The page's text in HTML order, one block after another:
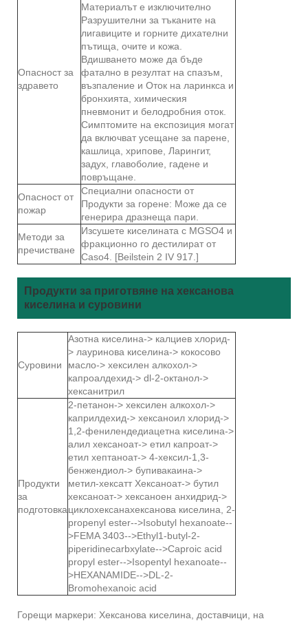
Опасност за
здравето
Материалът е изключително
Разрушителни за тъканите на
лигавиците и горните дихателни
пътища, очите и кожа.
Вдишването може да бъде
фатално в резултат на спазъм,
възпаление и Оток на ларинкса и
бронхията, химическия
пневмонит и белодробния оток.
Симптомите на експозиция могат
да включват усещане за парене,
кашлица, хрипове, Ларингит,
задух, главоболие, гадене и
повръщане.
Опасност от
пожар
Специални опасности от
Продукти за горене: Може да се
генерира дразнеща пари.
Методи за
пречистване
Изсушете киселината с MGSO4 и
фракционно го дестилират от
Caso4. [Beilstein 2 IV 917.]
Продукти за приготвяне на хексанова
киселина и суровини
Суровини
Азотна киселина-> калциев хлорид-
> лауринова киселина-> кокосово
масло-> хексилен алкохол->
капроалдехид-> dl-2-октанол->
хексанитрил
Продукти
за
подготовка
2-петанон-> хексилен алкохол->
каприлдехид-> хексаноил хлорид->
1,2-фенилендедиацетна киселина->
алил хексаноат-> етил капроат->
етил хептаноат-> 4-хексил-1,3-
бенжендиол-> бупивакаина->
метил-хексатт Хексаноат-> бутил
хексаноат-> хексаноен анхидрид->
циклохексанахексанова киселина, 2-
propenyl ester-->Isobutyl hexanoate--
>FEMA 3403-->Ethyl1-butyl-2-
piperidinecarbxylate-->Caproic acid
propyl ester-->Isopentyl hexanoate--
>HEXANAMIDE-->DL-2-
Bromohexanoic acid
Горещи маркери: Хексанова киселина, доставчици, на